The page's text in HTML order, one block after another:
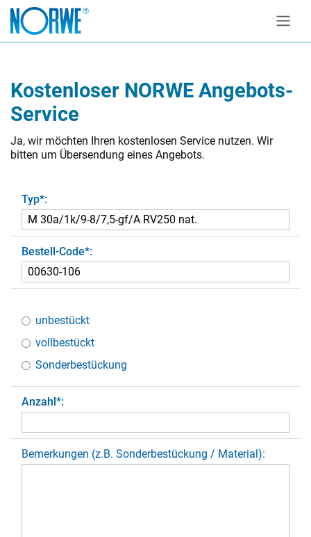
Kostenloser NORWE Angebots-
Service
Ja, wir möchten Ihren kostenlosen Service nutzen. Wir
bitten um Übersendung eines Angebots.
Typ*:
Bestell-Code*:
unbestückt
vollbestückt
Sonderbestückung
Anzahl*:
Bemerkungen (z.B. Sonderbestückung / Material):